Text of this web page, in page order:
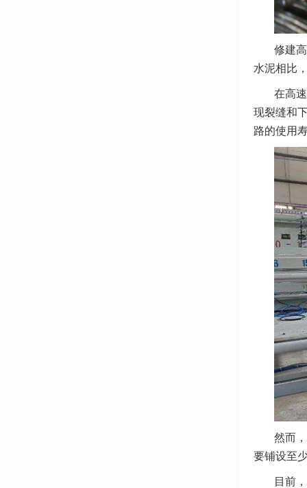
修建
水泥相比
在高
现裂缝和
路的使用
然而
要铺设至
目前